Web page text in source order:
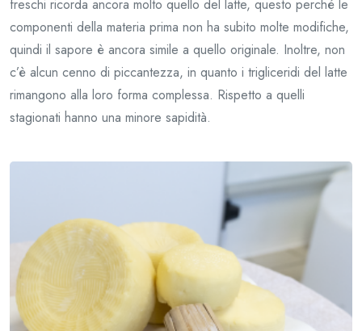
freschi ricorda ancora molto quello del latte, questo perché le
componenti della materia prima non ha subito molte modifiche,
quindi il sapore è ancora simile a quello originale. Inoltre, non
c’è alcun cenno di piccantezza, in quanto i trigliceridi del latte
rimangono alla loro forma complessa. Rispetto a quelli
stagionati hanno una minore sapidità.